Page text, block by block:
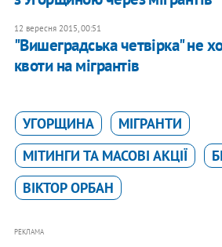
12 вересня 2015, 00:51
"Вишеградська четвірка" не
квоти на мігрантів
УГОРЩИНА
МІГРАНТИ
МІТИНГИ ТА МАСОВІ АКЦІЇ
ВІКТОР ОРБАН
РЕКЛАМА